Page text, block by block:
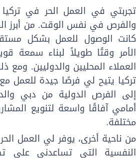
تجربتي في العمل الحر في تركيا
والفرص في نفس الوقت. من أبرز
الوصول للعمل بشكل
الأمر وقتًا طويلاً لبناء سمعة
العملاء المحليين والدوليين. ومع
يتيح لي فرصًا جيدة للعمل
إلى الفرص الدولية من دبي
أمامي آفاقًا واسعة لتنويع
مختلفة.
ناحية أخرى، يوفر لي العمل الحر
التي تساعدني على